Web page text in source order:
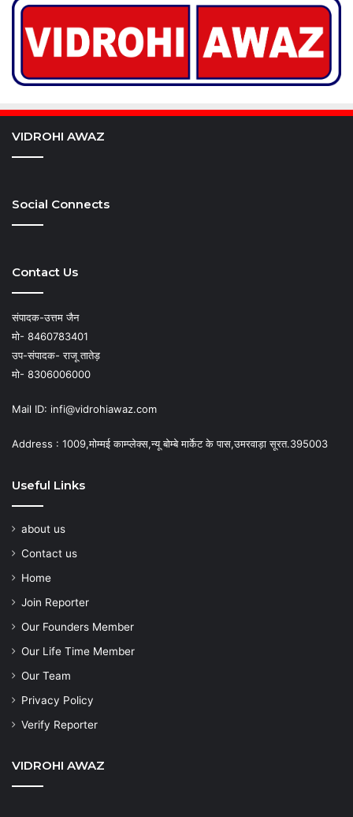
VIDROHI AWAZ
Social Connects
Contact Us
संपादक-उत्तम जैन
मो- 8460783401
उप-संपादक- राजू तातेड़
मो- 8306006000
Mail ID: infi@vidrohiawaz.com
Address : 1009,मोम्मई काम्प्लेक्स,न्यू बोम्बे मार्केट के पास,उमरवाड़ा सूरत.395003
Useful Links
about us
Contact us
Home
Join Reporter
Our Founders Member
Our Life Time Member
Our Team
Privacy Policy
Verify Reporter
VIDROHI AWAZ